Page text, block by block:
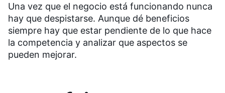
Una vez que el negocio está funcionando nunca
hay que despistarse. Aunque dé beneficios
siempre hay que estar pendiente de lo que hace
la competencia y analizar que aspectos se
pueden mejorar.